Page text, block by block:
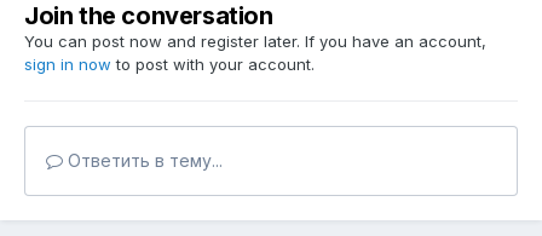
Join the conversation
You can post now and register later. If you have an account,
sign in now to post with your account.
Ответить в тему...